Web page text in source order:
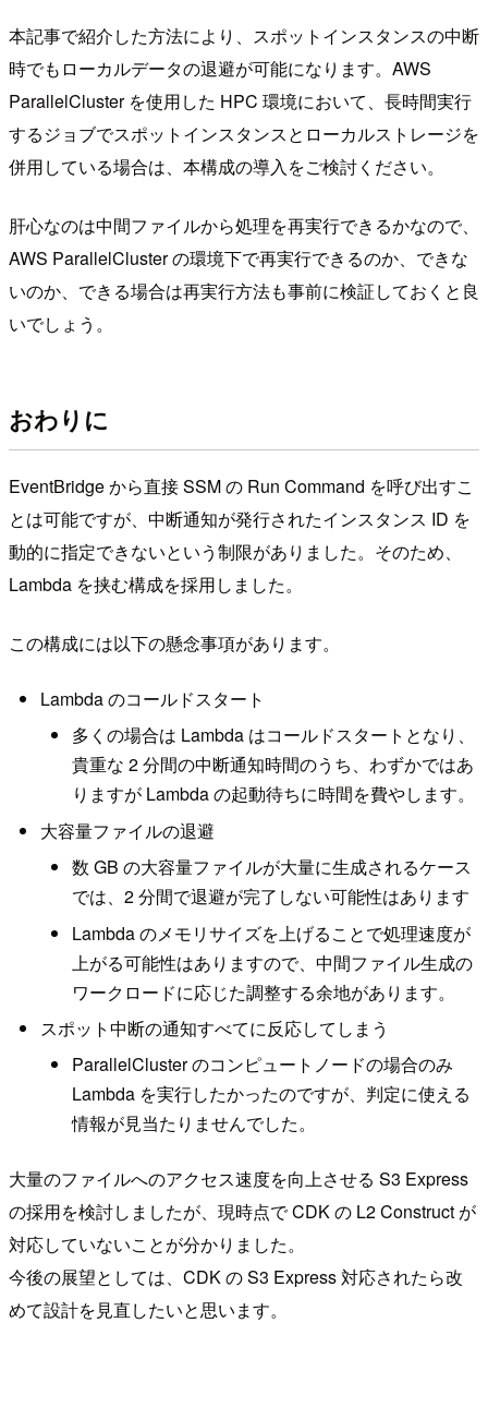
本記事で紹介した方法により、スポットインスタンスの中断
時でもローカルデータの退避が可能になります。AWS
ParallelCluster を使用した HPC 環境において、長時間実行
するジョブでスポットインスタンスとローカルストレージを
併用している場合は、本構成の導入をご検討ください。
肝心なのは中間ファイルから処理を再実行できるかなので、
AWS ParallelCluster の環境下で再実行できるのか、できな
いのか、できる場合は再実行方法も事前に検証しておくと良
いでしょう。
おわりに
EventBridge から直接 SSM の Run Command を呼び出すこ
とは可能ですが、中断通知が発行されたインスタンス ID を
動的に指定できないという制限がありました。そのため、
Lambda を挟む構成を採用しました。
この構成には以下の懸念事項があります。
Lambda のコールドスタート
多くの場合は Lambda はコールドスタートとなり、
貴重な 2 分間の中断通知時間のうち、わずかではあ
りますが Lambda の起動待ちに時間を費やします。
大容量ファイルの退避
数 GB の大容量ファイルが大量に生成されるケース
では、2 分間で退避が完了しない可能性はあります
Lambda のメモリサイズを上げることで処理速度が
上がる可能性はありますので、中間ファイル生成の
ワークロードに応じた調整する余地があります。
スポット中断の通知すべてに反応してしまう
ParallelCluster のコンピュートノードの場合のみ
Lambda を実行したかったのですが、判定に使える
情報が見当たりませんでした。
大量のファイルへのアクセス速度を向上させる S3 Express
の採用を検討しましたが、現時点で CDK の L2 Construct が
対応していないことが分かりました。
今後の展望としては、CDK の S3 Express 対応されたら改
めて設計を見直したいと思います。